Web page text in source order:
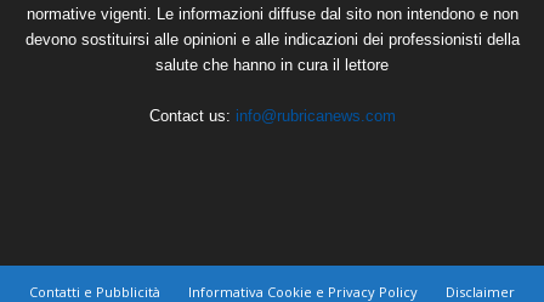
normative vigenti. Le informazioni diffuse dal sito non intendono e non
devono sostituirsi alle opinioni e alle indicazioni dei professionisti della
salute che hanno in cura il lettore
Contact us: info@rubricanews.com
Contatti e Pubblicità Informativa Cookie e Privacy Policy Disclaimer